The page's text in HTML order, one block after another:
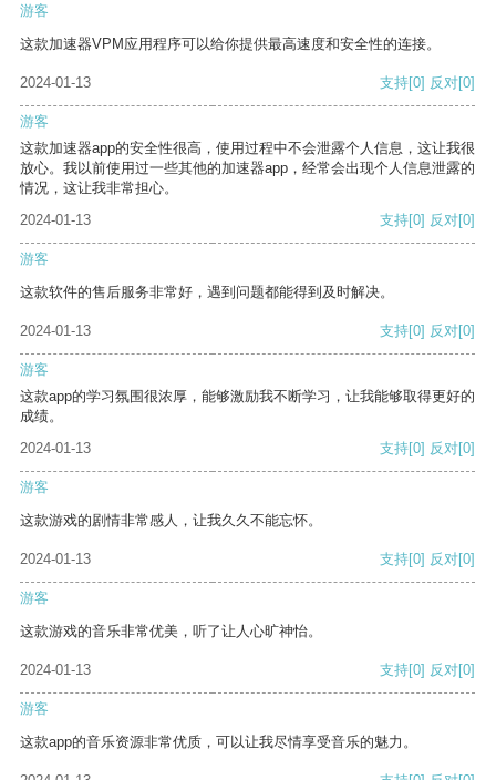
游客
这款加速器VPM应用程序可以给你提供最高速度和安全性的连接。
2024-01-13 支持[0] 反对[0]
游客
这款加速器app的安全性很高，使用过程中不会泄露个人信息，这让我很
放心。我以前使用过一些其他的加速器app，经常会出现个人信息泄露的
情况，这让我非常担心。
2024-01-13
支持[0] 反对[0]
游客
这款软件的售后服务非常好，遇到问题都能得到及时解决。
2024-01-13 支持[0] 反对[0]
游客
这款app的学习氛围很浓厚，能够激励我不断学习，让我能够取得更好的
成绩。
2024-01-13
支持[0] 反对[0]
游客
这款游戏的剧情非常感人，让我久久不能忘怀。
2024-01-13 支持[0] 反对[0]
游客
这款游戏的音乐非常优美，听了让人心旷神怡。
2024-01-13 支持[0] 反对[0]
游客
这款app的音乐资源非常优质，可以让我尽情享受音乐的魅力。